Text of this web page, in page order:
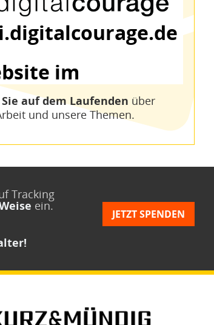
auf dem Laufenden über
und unsere Themen.
Tracking
ein.
JETZT SPENDEN